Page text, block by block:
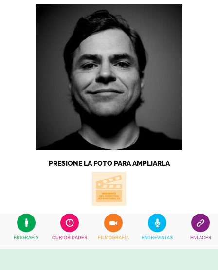
PRESIONE LA FOTO PARA AMPLIARLA
BIOGRAFÍA CURIOSIDADES FILMOGRAFÍA ENTREVISTAS ENLACES